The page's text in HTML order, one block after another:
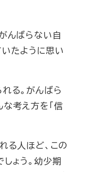
んばらない自
たように思い
る。がんばら
考え方を「信
る人ほど、この
ょう。幼少期